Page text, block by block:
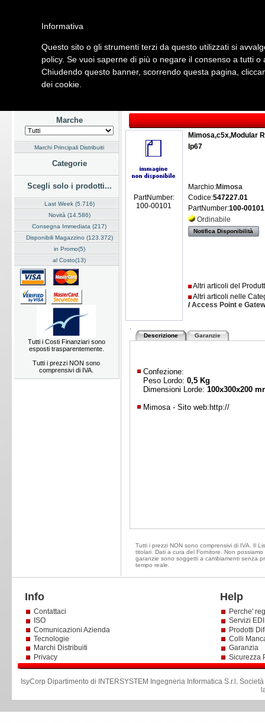
Home Listino Marchi Dati Cliente Servizi Company
Hardware Software Fotografia Telefonia Audio Video
Marche
Marchi Principali Distribuiti
Categorie
Scegli solo i prodotti...
Last Week (5.716)
Novità (14.586)
Consegna Immediata (217)
Disponibili Magazzino (123.372)
in Promo(5)
al Costo(13)
Tutti i Costi Finanziari sono
esposti trasparentemente.
Tutti i prezzi NON sono
comprensivi di IVA.
PartNumber:
100-00101
Mimosa,c5x,Modular
Ip67
Marchio:Mimosa
Codice:547227.01
PartNumber:100-00101
Ordinabile
Notifica Disponibilità
Altri articoli del
Altri articoli nelle
/Access Point e
Descrizione Garanzie
Confezione:
Peso Lordo: 0,5 Kg
Dimensioni Lorde:100x300x200
Mimosa - Sito web: http://
Tutti i prezzi NON sono comprensivi di IVA. Il
titolari. Dati a cura del Fornitore. Non
garanzie sono soggetti a cambiamenti senza
tempo reale.
Info Help
Contattaci
ISO
Comunicazioni Azienda
Tecnologie
Marchi Distribuiti
Privacy
Perche'
Servizi
Prodotti
Colli
Garanzia
Sicurezza
IsyCorp Dipartimento di INTERSYSTEM Ingegneria Informatica S.r.l .
Informativa
Questo sito o gli strumenti terzi da questo utilizzati si
policy. Se vuoi saperne di più o negare il consenso a tutti
Chiudendo questo banner, scorrendo questa pagina,
dei cookie.